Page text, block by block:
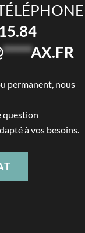
*****AX.FR
permanent, nous
question
à vos besoins.